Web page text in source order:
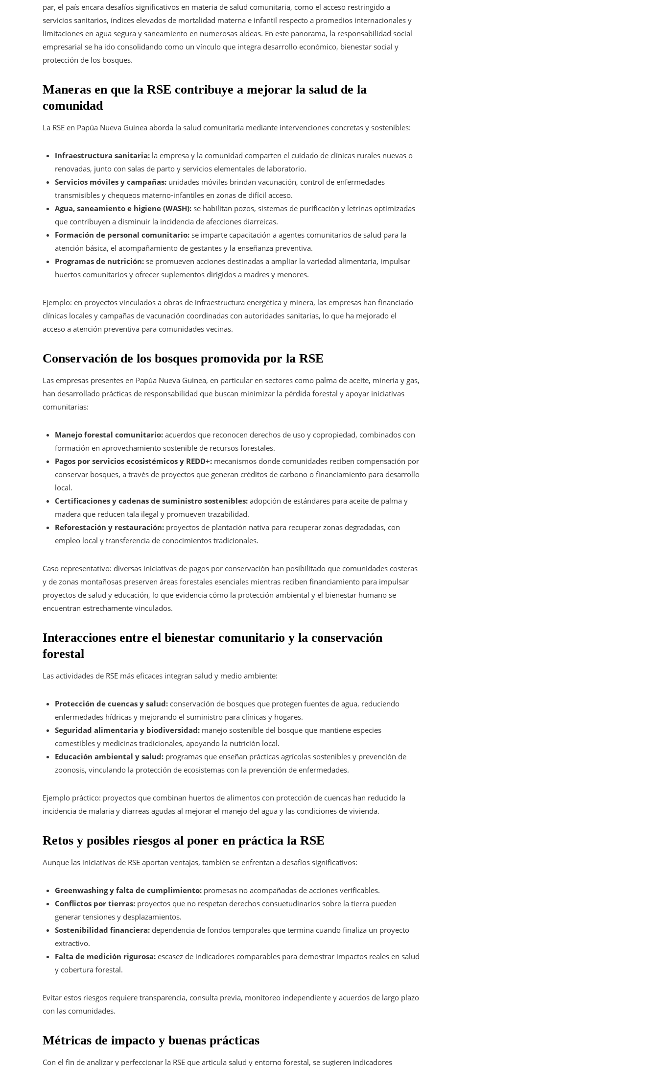
par, el país encara desafíos significativos en materia de salud comunitaria, como el acceso restringido a
servicios sanitarios, índices elevados de mortalidad materna e infantil respecto a promedios internacionales y
limitaciones en agua segura y saneamiento en numerosas aldeas. En este panorama, la responsabilidad social
empresarial se ha ido consolidando como un vínculo que integra desarrollo económico, bienestar social y
protección de los bosques.
Maneras en que la RSE contribuye a mejorar la salud de la
comunidad
La RSE en Papúa Nueva Guinea aborda la salud comunitaria mediante intervenciones concretas y sostenibles:
Infraestructura sanitaria: la empresa y la comunidad comparten el cuidado de clínicas rurales nuevas o
renovadas, junto con salas de parto y servicios elementales de laboratorio.
Servicios móviles y campañas: unidades móviles brindan vacunación, control de enfermedades
transmisibles y chequeos materno-infantiles en zonas de difícil acceso.
Agua, saneamiento e higiene (WASH): se habilitan pozos, sistemas de purificación y letrinas optimizadas
que contribuyen a disminuir la incidencia de afecciones diarreicas.
Formación de personal comunitario: se imparte capacitación a agentes comunitarios de salud para la
atención básica, el acompañamiento de gestantes y la enseñanza preventiva.
Programas de nutrición: se promueven acciones destinadas a ampliar la variedad alimentaria, impulsar
huertos comunitarios y ofrecer suplementos dirigidos a madres y menores.
Ejemplo: en proyectos vinculados a obras de infraestructura energética y minera, las empresas han financiado
clínicas locales y campañas de vacunación coordinadas con autoridades sanitarias, lo que ha mejorado el
acceso a atención preventiva para comunidades vecinas.
Conservación de los bosques promovida por la RSE
Las empresas presentes en Papúa Nueva Guinea, en particular en sectores como palma de aceite, minería y gas,
han desarrollado prácticas de responsabilidad que buscan minimizar la pérdida forestal y apoyar iniciativas
comunitarias:
Manejo forestal comunitario: acuerdos que reconocen derechos de uso y copropiedad, combinados con
formación en aprovechamiento sostenible de recursos forestales.
Pagos por servicios ecosistémicos y REDD+: mecanismos donde comunidades reciben compensación por
conservar bosques, a través de proyectos que generan créditos de carbono o financiamiento para desarrollo
local.
Certificaciones y cadenas de suministro sostenibles: adopción de estándares para aceite de palma y
madera que reducen tala ilegal y promueven trazabilidad.
Reforestación y restauración: proyectos de plantación nativa para recuperar zonas degradadas, con
empleo local y transferencia de conocimientos tradicionales.
Caso representativo: diversas iniciativas de pagos por conservación han posibilitado que comunidades costeras
y de zonas montañosas preserven áreas forestales esenciales mientras reciben financiamiento para impulsar
proyectos de salud y educación, lo que evidencia cómo la protección ambiental y el bienestar humano se
encuentran estrechamente vinculados.
Interacciones entre el bienestar comunitario y la conservación
forestal
Las actividades de RSE más eficaces integran salud y medio ambiente:
Protección de cuencas y salud: conservación de bosques que protegen fuentes de agua, reduciendo
enfermedades hídricas y mejorando el suministro para clínicas y hogares.
Seguridad alimentaria y biodiversidad: manejo sostenible del bosque que mantiene especies
comestibles y medicinas tradicionales, apoyando la nutrición local.
Educación ambiental y salud: programas que enseñan prácticas agrícolas sostenibles y prevención de
zoonosis, vinculando la protección de ecosistemas con la prevención de enfermedades.
Ejemplo práctico: proyectos que combinan huertos de alimentos con protección de cuencas han reducido la
incidencia de malaria y diarreas agudas al mejorar el manejo del agua y las condiciones de vivienda.
Retos y posibles riesgos al poner en práctica la RSE
Aunque las iniciativas de RSE aportan ventajas, también se enfrentan a desafíos significativos:
Greenwashing y falta de cumplimiento: promesas no acompañadas de acciones verificables.
Conflictos por tierras: proyectos que no respetan derechos consuetudinarios sobre la tierra pueden
generar tensiones y desplazamientos.
Sostenibilidad financiera: dependencia de fondos temporales que termina cuando finaliza un proyecto
extractivo.
Falta de medición rigurosa: escasez de indicadores comparables para demostrar impactos reales en salud
y cobertura forestal.
Evitar estos riesgos requiere transparencia, consulta previa, monitoreo independiente y acuerdos de largo plazo
con las comunidades.
Métricas de impacto y buenas prácticas
Con el fin de analizar y perfeccionar la RSE que articula salud y entorno forestal, se sugieren indicadores